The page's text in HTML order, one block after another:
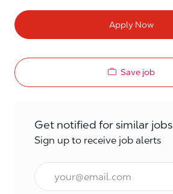
Apply Now
Save job
Get notified for similar jobs
Sign up to receive job alerts
Email*